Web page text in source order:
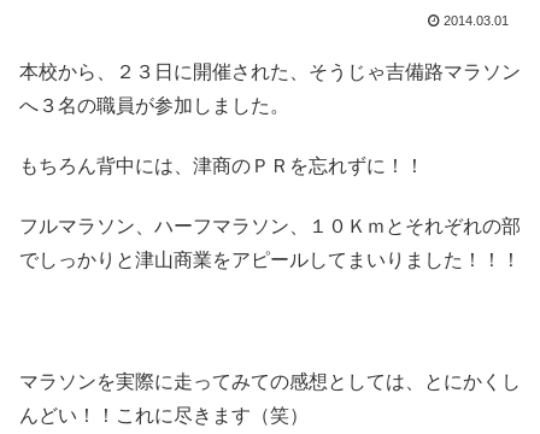
2014.03.01
本校から、２３日に開催された、そうじゃ吉備路マラソン
へ３名の職員が参加しました。
もちろん背中には、津商のＰＲを忘れずに！！
フルマラソン、ハーフマラソン、１０Ｋｍとそれぞれの部
でしっかりと津山商業をアピールしてまいりました！！！
マラソンを実際に走ってみての感想としては、とにかくし
んどい！！これに尽きます（笑）